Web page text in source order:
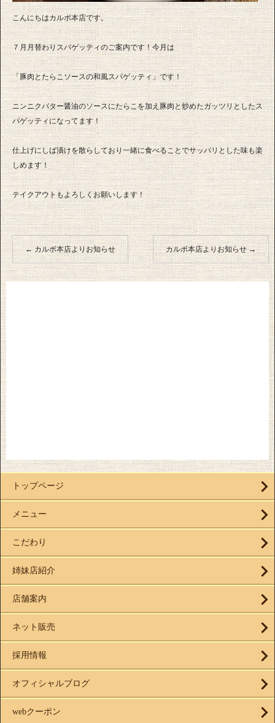
こんにちはカルボ本店です。
７月月替わりスパゲッティのご案内です！今月は
「豚肉とたらこソースの和風スパゲッティ」です！
ニンニクバター醤油のソースにたらこを加え豚肉と炒めたガッツリとしたス
パゲッティになってます！
仕上げにしば漬けを散らしており一緒に食べることでサッパリとした味も楽
しめます！
テイクアウトもよろしくお願いします！
←カルボ本店よりお知らせ カルボ本店よりお知らせ→
トップページ
メニュー
こだわり
姉妹店紹介
店舗案内
ネット販売
採用情報
オフィシャルブログ
webクーポン